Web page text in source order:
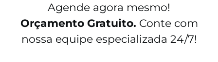
Agende agora mesmo!
Orçamento Gratuito. Conte com
nossa equipe especializada 24/7!